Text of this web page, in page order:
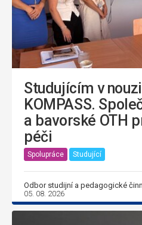
Studujícím v
KOMPASS.
a bavorské OTH
péči
Spolupráce Studující
Odbor studijní a pedagogické
05. 08. 2026